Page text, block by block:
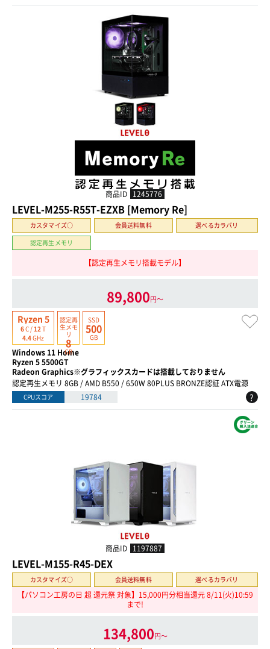
商品ID 1245776
LEVEL-M255-R55T-EZXB [Memory Re]
カスタマイズ○ 会員送料無料
選べるカラバリ
認定再生メモリ
【認定再生メモリ搭載モデル】
89,800円〜
Ryzen 5
6C /12T
4.4GHz
認定再
生 メモ
リ
8
GB
SSD
500
GB
Windows 11 Home
Ryzen 5 5500GT
Radeon Graphics※グラフィックスカードは搭載しておりません
認定再生メモリ 8GB / AMD B550 / 650W 80PLUS BRONZE認証 ATX電源
CPUスコア 19784 ?
商品ID 1197887
LEVEL-M155-R45-DEX
カスタマイズ○ 会員送料無料 選べるカラバリ
【パソコン工房の日 超 還元祭 対象】15,000円分相当還元 8/11(火)10:59
まで!
134,800円〜